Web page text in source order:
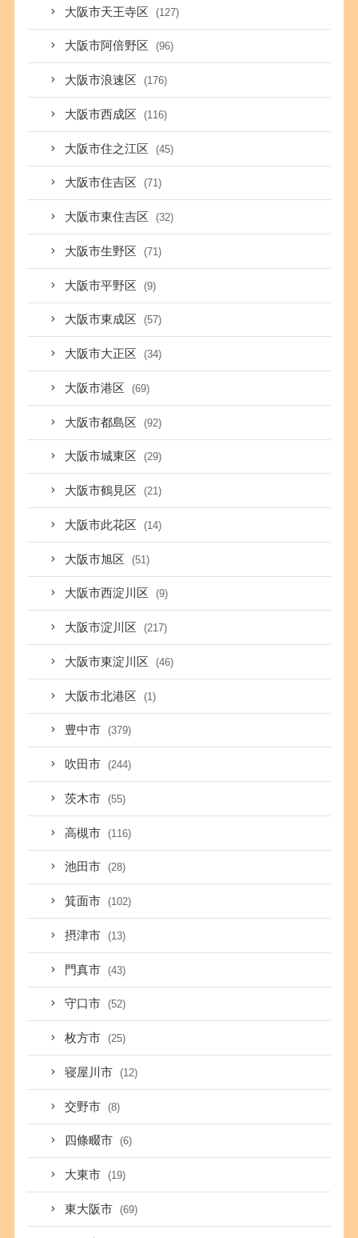
大阪市天王寺区 (127)
大阪市阿倍野区 (96)
大阪市浪速区 (176)
大阪市西成区 (116)
大阪市住之江区 (45)
大阪市住吉区 (71)
大阪市東住吉区 (32)
大阪市生野区 (71)
大阪市平野区 (9)
大阪市東成区 (57)
大阪市大正区 (34)
大阪市港区 (69)
大阪市都島区 (92)
大阪市城東区 (29)
大阪市鶴見区 (21)
大阪市此花区 (14)
大阪市旭区 (51)
大阪市西淀川区 (9)
大阪市淀川区 (217)
大阪市東淀川区 (46)
大阪市北港区 (1)
豊中市 (379)
吹田市 (244)
茨木市 (55)
高槻市 (116)
池田市 (28)
箕面市 (102)
摂津市 (13)
門真市 (43)
守口市 (52)
枚方市 (25)
寝屋川市 (12)
交野市 (8)
四條畷市 (6)
大東市 (19)
東大阪市 (69)